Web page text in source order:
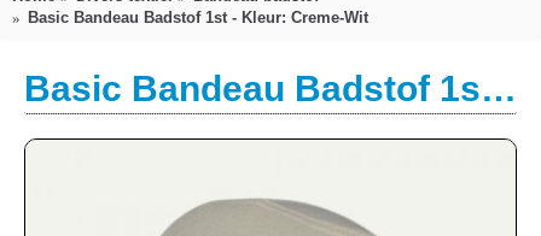
Basic Bandeau Badstof 1st - Kleur: Creme-Wit
Basic Bandeau Badstof 1st - Kleur: Creme-Wit